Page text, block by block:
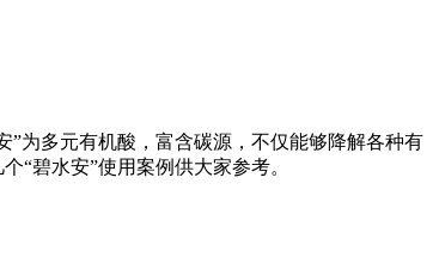
为多元有机酸，富含碳源，不仅能够降解各种有
“碧水安”使用案例供大家参考。